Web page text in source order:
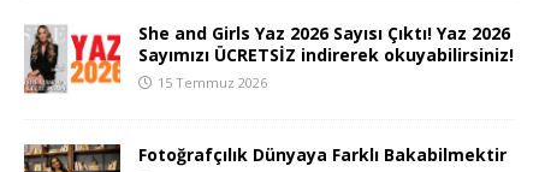
She and Girls Yaz 2026 Sayısı Çıktı! Yaz 2026
Sayımızı ÜCRETSİZ indirerek okuyabilirsiniz!
15 Temmuz 2026
Fotoğrafçılık Dünyaya Farklı Bakabilmektir